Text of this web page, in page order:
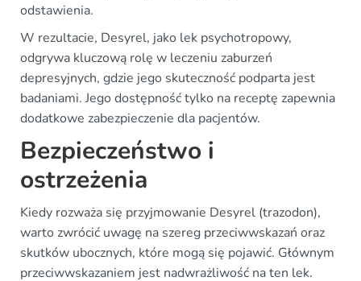
odstawienia.
W rezultacie, Desyrel, jako lek psychotropowy,
odgrywa kluczową rolę w leczeniu zaburzeń
depresyjnych, gdzie jego skuteczność podparta jest
badaniami. Jego dostępność tylko na receptę zapewnia
dodatkowe zabezpieczenie dla pacjentów.
Bezpieczeństwo i
ostrzeżenia
Kiedy rozważa się przyjmowanie Desyrel (trazodon),
warto zwrócić uwagę na szereg przeciwwskazań oraz
skutków ubocznych, które mogą się pojawić. Głównym
przeciwwskazaniem jest nadwrażliwość na ten lek.